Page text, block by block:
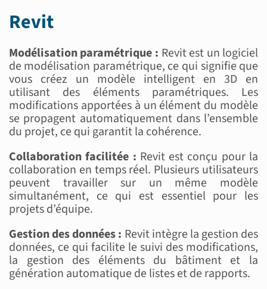
Revit
Modélisation paramétrique : Revit est un logiciel
de modélisation paramétrique, ce qui signifie que
vous créez un modèle intelligent en 3D en
utilisant des éléments paramétriques. Les
modifications apportées à un élément du modèle
se propagent automatiquement dans l’ensemble
du projet, ce qui garantit la cohérence.
Collaboration facilitée : Revit est conçu pour la
collaboration en temps réel. Plusieurs utilisateurs
peuvent travailler sur un même modèle
simultanément, ce qui est essentiel pour les
projets d’équipe.
Gestion des données : Revit intègre la gestion des
données, ce qui facilite le suivi des modifications,
la gestion des éléments du bâtiment et la
génération automatique de listes et de rapports.